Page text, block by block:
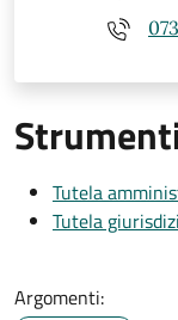
Tutela
Tutela
Argomenti: